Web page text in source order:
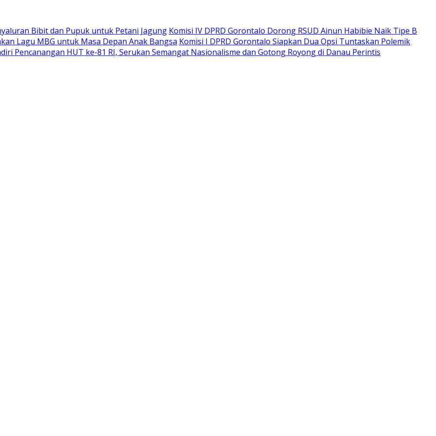
Bibit dan Pupuk untuk Petani Jagung Komisi IV DPRD Gorontalo Dorong RSUD Ainun Habibie Naik Tipe B
Lagu MBG untuk Masa Depan Anak Bangsa Komisi I DPRD Gorontalo Siapkan Dua Opsi Tuntaskan Polemik
Pencanangan HUT ke-81 RI, Serukan Semangat Nasionalisme dan Gotong Royong di Danau Perintis